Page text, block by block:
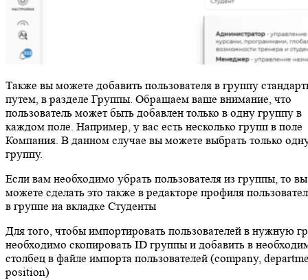
Также вы можете добавить пользователя в группу
путем, в разделе Группы. Обращаем ваше внимание, что
пользователь может быть добавлен только в одну группу в
каждом поле. Например, у вас есть несколько групп в поле
Компания. В данном случае вы можете выбрать только
группу.
Если вам необходимо убрать пользователя из группы, то вы
можете сделать это также в редакторе профиля
в группе на вкладке Студенты
Для того, чтобы импортировать пользователей в нужную
необходимо скопировать ID группы и добавить в
столбец в файле импорта пользователей (company,
position)